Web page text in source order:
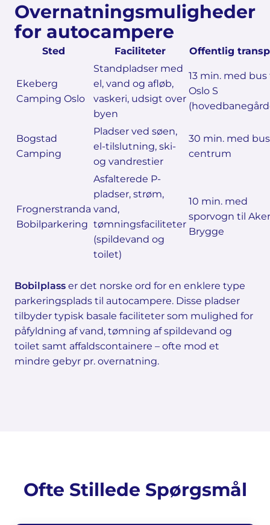
Overnatningsmuligheder
for autocampere
Sted Faciliteter Offentlig
Ekeberg
Camping Oslo
Standpladser med
el, vand og afløb,
vaskeri, udsigt over
byen
13 min. med bus
Oslo S
Bogstad
Camping
Pladser ved søen,
el-tilslutning, ski-
og vandrestier
30 min. med
centrum
Frognerstranda
Bobilparkering
Asfalterede P-
pladser, strøm,
vand,
tømningsfaciliteter
(spildevand og
toilet)
10 min. med
sporvogn til Aker
Brygge
Bobilplass er det norske ord for en enklere type
parkeringsplads til autocampere. Disse pladser
tilbyder typisk basale faciliteter som mulighed for
påfyldning af vand, tømning af spildevand og
toilet samt affaldscontainere – ofte mod et
mindre gebyr pr. overnatning.
Ofte Stillede Spørgsmål